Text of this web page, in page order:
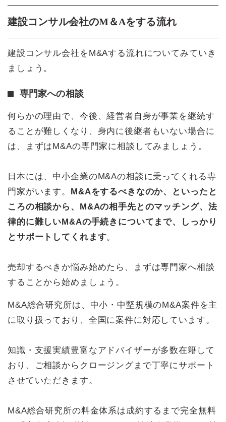
建設コンサル会社のM＆Aをする流れ
建設コンサル会社をM&Aする流れについてみていき
ましょう。
専門家への相談
何らかの理由で、今後、経営者自身が事業を継続す
ることが難しくなり、身内に後継者もいない場合に
は、まずはM&Aの専門家に相談してみましょう。
日本には、中小企業のM&Aの相談に乗ってくれる専
門家がいます。 M&Aをするべきなのか、といったと
ころの相談から、M&Aの相手先とのマッチング、法
律的に難しいM&Aの手続きについてまで、しっかり
とサポートしてくれます。
売却するべきか悩み始めたら、まずは専門家へ相談
することから始めましょう。
M&A総合研究所は、中小・中堅規模のM&A案件を主
に取り扱っており、全国に案件に対応しています。
知識・支援実績豊富なアドバイザーが多数在籍して
おり、ご相談からクロージングまで丁寧にサポート
させていただきます。
M&A総合研究所の料金体系は成約するまで完全無料